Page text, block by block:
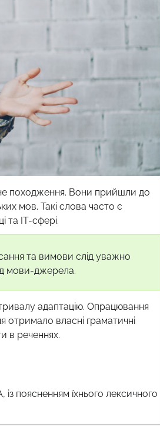
походження. Вони прийшли до
мов. Такі слова часто є
та IT-сфері.
та вимови слід уважно
мови-джерела.
адаптацію. Опрацювання
отримало власні граматичні
в реченнях.
поясненням їхнього лексичного